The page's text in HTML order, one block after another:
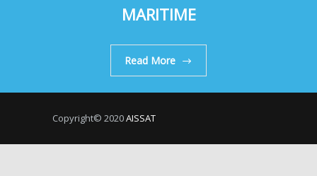
MARITIME
Read More
Copyright© 2020AISSAT